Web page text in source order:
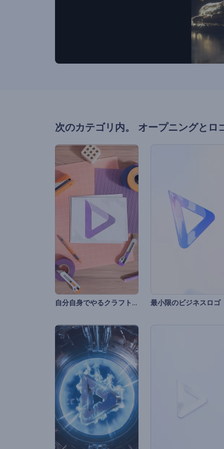
次のカテゴリ内。 オープニングとロ
自分自身でやるクラフトのイントロ動画 最小限のビジネスロゴ